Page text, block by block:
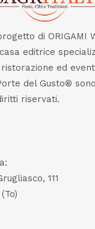
di ORIGAMI
editrice
ed
del Gusto®
riservati.
111